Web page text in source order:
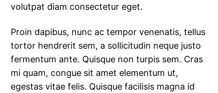
volutpat diam consectetur eget.
Proin dapibus, nunc ac tempor venenatis, tellus
tortor hendrerit sem, a sollicitudin neque justo
fermentum ante. Quisque non turpis sem. Cras
mi quam, congue sit amet elementum ut,
egestas vitae felis. Quisque facilisis magna id